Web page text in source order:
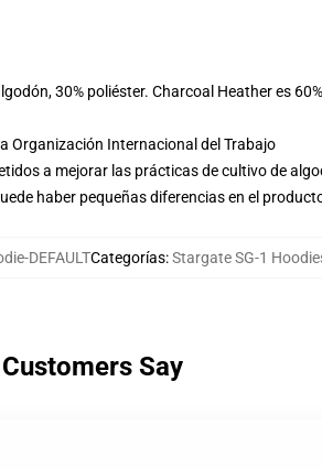
30% poliéster. Charcoal Heather es
Organización Internacional del Trabajo
a mejorar las prácticas de cultivo de
haber pequeñas diferencias en el
DEFAULTCategorías:Stargate SG-1
Say